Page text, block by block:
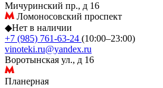
Мичуринский пр., д 16
Ломоносовский проспект
◆Нет в наличии
+7 (985) 761-63-24 (10:00–23:00)
vinoteki.ru@yandex.ru
Воротынская ул., д 16
Планерная